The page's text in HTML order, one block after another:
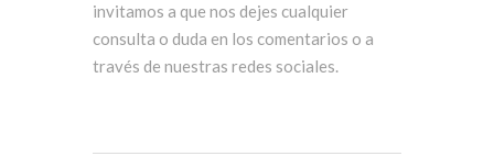
invitamos a que nos dejes cualquier
consulta o duda en los comentarios o a
través de nuestras redes sociales.